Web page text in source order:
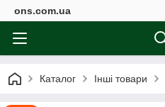
ons.com.ua
Каталог Інші товари